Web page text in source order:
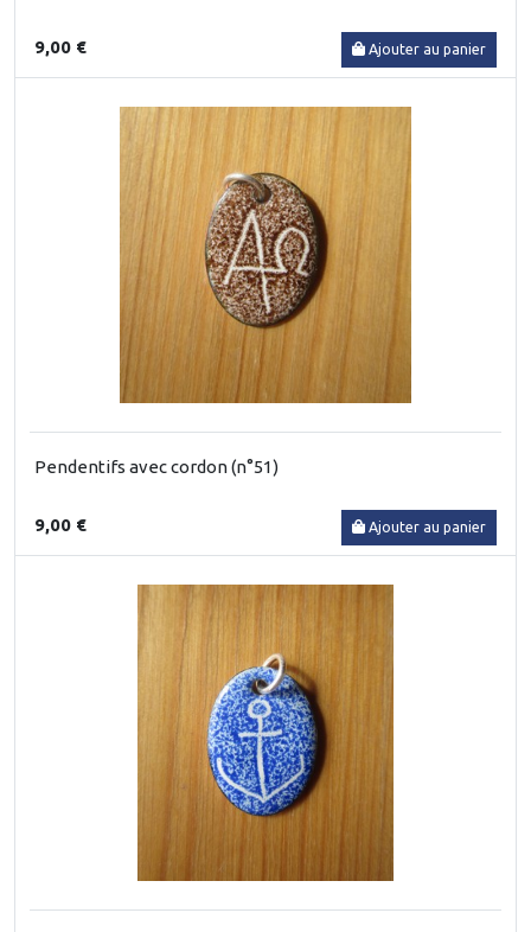
9,00 € Ajouter au panier
Pendentifs avec cordon (n°51)
9,00 € Ajouter au panier